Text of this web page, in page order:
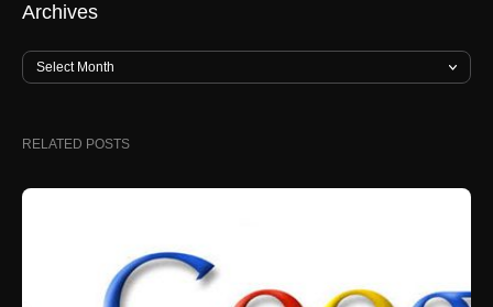
Archives
RELATED POSTS